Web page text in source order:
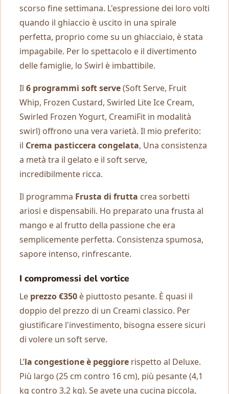
scorso fine settimana. L'espressione dei loro volti
quando il ghiaccio è uscito in una spirale
perfetta, proprio come su un ghiacciaio, è stata
impagabile. Per lo spettacolo e il divertimento
delle famiglie, lo Swirl è imbattibile.
Il 6 programmi soft serve(Soft Serve, Fruit
Whip, Frozen Custard, Swirled Lite Ice Cream,
Swirled Frozen Yogurt, CreamiFit in modalità
swirl) offrono una vera varietà. Il mio preferito:
il Crema pasticcera congelata, Una consistenza
a metà tra il gelato e il soft serve,
incredibilmente ricca.
Il programma Frusta di frutta crea sorbetti
ariosi e dispensabili. Ho preparato una frusta al
mango e al frutto della passione che era
semplicemente perfetta. Consistenza spumosa,
sapore intenso, rinfrescante.
I compromessi del vortice
Le prezzo €350 è piuttosto pesante. È quasi il
doppio del prezzo di un Creami classico. Per
giustificare l'investimento, bisogna essere sicuri
di volere un soft serve.
L’la congestione è peggiore rispetto al Deluxe.
Più largo (25 cm contro 16 cm), più pesante (4,1
kg contro 3,2 kg). Se avete una cucina piccola,